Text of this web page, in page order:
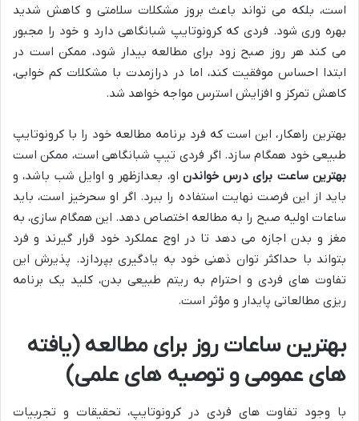
است، بلکه می تواند باعث بروز مشکلات سلامتی و کاهش شدید
بهره وری شود. فردی که کرونوتایپ شبانگاهی دارد و خود را مجبور
می کند هر روز صبح زود برای مطالعه بیدار شود، ممکن است در
ابتدا احساس موفقیت کند، اما در درازمدت با مشکلات کم خوابی،
کاهش تمرکز و افزایش استرس مواجه خواهد شد.
بهترین راهکار، این است که فرد برنامه مطالعه خود را با کرونوتایپ
طبیعی خود همگام سازد. اگر فردی تیپ شبانگاهی است، ممکن است
بهترین ساعت برای درس خواندن او، بعدازظهر و اوایل شب باشد، و
باید از این فرصت نهایت استفاده را ببرد. اگر او سحرخیز است، باید
ساعات اولیه صبح را به مطالعه اختصاص دهد. این همگام سازی، به
مغز و بدن اجازه می دهد تا در اوج عملکرد خود قرار گیرند و فرد
بتواند با حداکثر توان ذهنی خود به یادگیری بپردازد. پذیرش این
تفاوت های فردی و احترام به ریتم طبیعی بدن، کلید یک برنامه
ریزی مطالعاتی پایدار و مؤثر است.
بهترین ساعات روز برای مطالعه (یافته
های عمومی و توصیه های علمی)
با وجود تفاوت های فردی در کرونوتایپ، تحقیقات و تجربیات